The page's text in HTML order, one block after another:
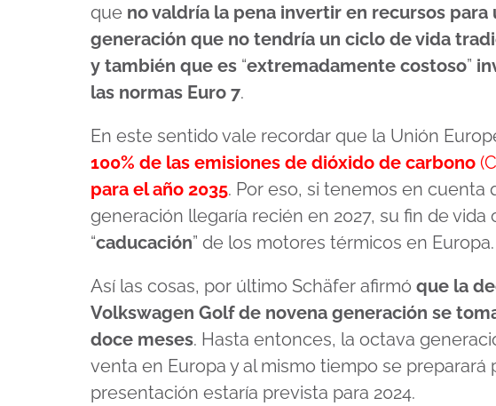
que no valdría la pena invertir en recursos para
generación que no tendría un ciclo de vida
y también que es “extremadamente costoso”
las normas Euro 7.
En este sentido vale recordar que la Unión
100% de las emisiones de dióxido de carbono
para el año 2035. Por eso, si tenemos en cuenta
generación llegaría recién en 2027, su fin de
“caducación” de los motores térmicos en Europa.
Así las cosas, por último Schäfer afirmó que la
Volkswagen Golf de novena generación se
doce meses. Hasta entonces, la octava
venta en Europa y al mismo tiempo se preparará
presentación estaría prevista para 2024.